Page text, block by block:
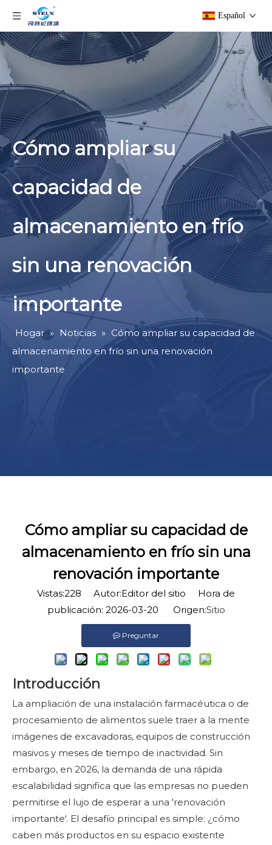
Español
Cómo ampliar su
capacidad de
almacenamiento en frío
sin una renovación
importante
Hogar » Noticias » Cómo ampliar su capacidad de
almacenamiento en frío sin una renovación
importante
Cómo ampliar su capacidad de
almacenamiento en frío sin una
renovación importante
Vistas:228 Autor:Editor del sitio Hora de
publicación: 2026-03-20 Origen:Sitio
Preguntar
Introducción
La ampliación de una instalación farmacéutica o de
procesamiento de alimentos suele traer a la mente
imágenes de excavadoras, equipos de construcción
masivos y meses de tiempo de inactividad. Sin
embargo, en 2026, la demanda de una rápida
escalabilidad significa que las empresas no pueden
permitirse el lujo de esperar a una 'renovación
importante'. El desafío principal es simple: ¿cómo
caben más productos en su espacio existente